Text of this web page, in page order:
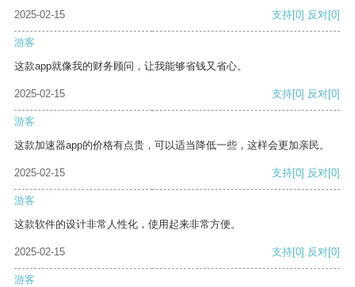
2025-02-15 支持[0] 反对[0]
游客
这款app就像我的财务顾问，让我能够省钱又省心。
2025-02-15 支持[0] 反对[0]
游客
这款加速器app的价格有点贵，可以适当降低一些，这样会更加亲民。
2025-02-15 支持[0] 反对[0]
游客
这款软件的设计非常人性化，使用起来非常方便。
2025-02-15 支持[0] 反对[0]
游客